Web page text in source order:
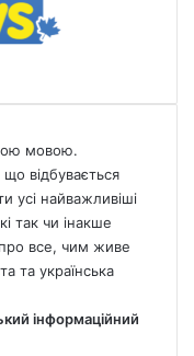
мовою.
відбувається
усі найважливіші
так чи інакше
все, чим живе
та українська
інформаційний